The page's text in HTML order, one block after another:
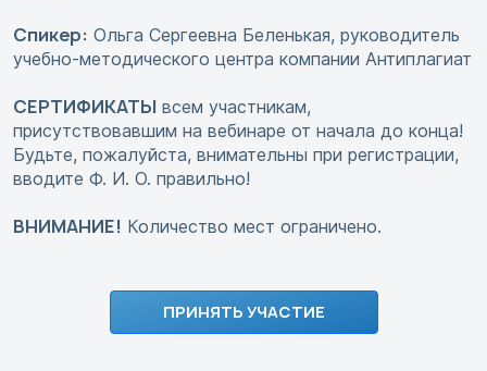
Спикер: Ольга Сергеевна Беленькая, руководитель
учебно-методического центра компании Антиплагиат
СЕРТИФИКАТЫ всем участникам,
присутствовавшим на вебинаре от начала до конца!
Будьте, пожалуйста, внимательны при регистрации,
вводите Ф. И. О. правильно!
ВНИМАНИЕ! Количество мест ограничено.
ПРИНЯТЬ УЧАСТИЕ